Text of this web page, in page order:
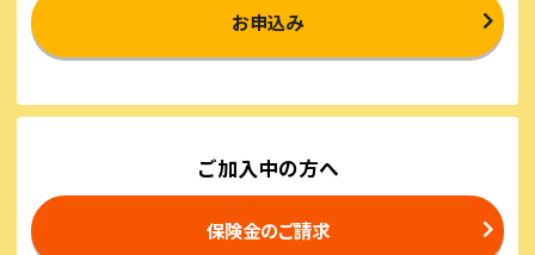
お申込み
ご加入中の方へ
保険金のご請求